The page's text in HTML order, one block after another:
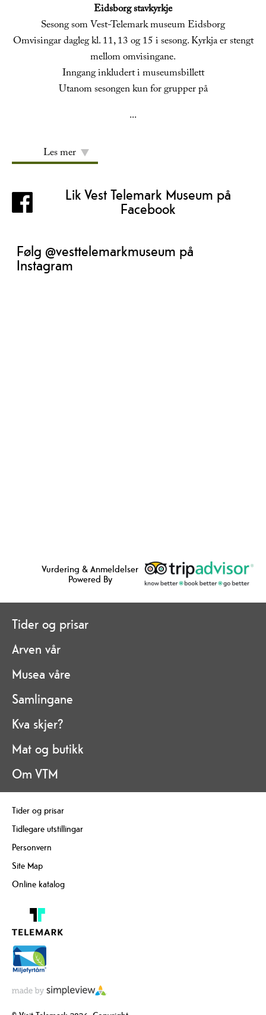
Eidsborg stavkyrkje
Sesong som Vest-Telemark museum Eidsborg
Omvisingar dagleg kl. 11, 13 og 15 i sesong. Kyrkja er stengt
mellom omvisingane.
Inngang inkludert i museumsbillett
Utanom sesongen kun for grupper på
...
Les mer
Lik Vest Telemark Museum på
Facebook
Følg @vesttelemarkmuseum på
Instagram
Vurdering & Anmeldelser
Powered By
Tider og prisar
Arven vår
Musea våre
Samlingane
Kva skjer?
Mat og butikk
Om VTM
Tider og prisar
Tidlegare utstillingar
Personvern
Site Map
Online katalog